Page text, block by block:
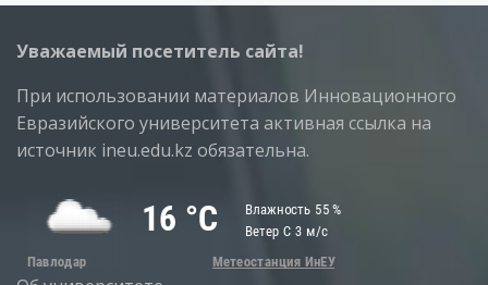
Уважаемый посетитель сайта!
При использовании материалов Инновационного
Евразийского университета активная ссылка на
источник ineu.edu.kz обязательна.